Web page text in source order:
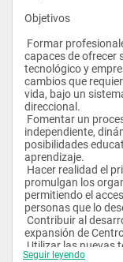
Objetivos
capaces de ofrecer
tecnológico y
cambios que
vida, bajo un
direccional.
independiente,
posibilidades
aprendizaje.
promulgan los
permitiendo el
personas que lo
modelo
Seguir leyendo